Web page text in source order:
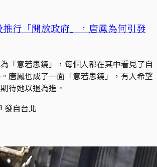
行「開放政府」，唐鳳為何引發
「意若思鏡」，每個人都在其中看見了自
唐鳳也成了一面「意若思鏡」，有人希望
待她以退為進。
發自台北